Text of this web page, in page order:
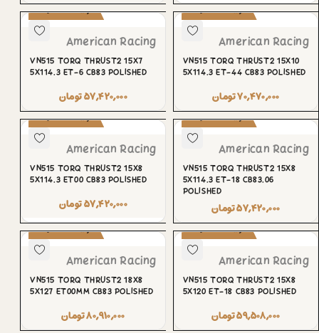
پیش‌سفارش
American Racing
VN515 TORQ THRUST2 15X10
5X114.3 ET-44 CB83 POLISHED
۷۰,۴۷۰,۰۰۰تومان
پیش‌سفارش
American Racing
VN515 TORQ THRUST2 15X7
5X114.3 ET-6 CB83 POLISHED
۵۷,۴۲۰,۰۰۰تومان
پیش‌سفارش
American Racing
VN515 TORQ THRUST2 15X8
5X114.3 ET-18 CB83.06
POLISHED
۵۷,۴۲۰,۰۰۰تومان
پیش‌سفارش
American Racing
VN515 TORQ THRUST2 15X8
5X114.3 ET00 CB83 POLISHED
۵۷,۴۲۰,۰۰۰تومان
پیش‌سفارش
American Racing
VN515 TORQ THRUST2 15X8
5X120 ET-18 CB83 POLISHED
۵۹,۵۰۸,۰۰۰تومان
پیش‌سفارش
American Racing
VN515 TORQ THRUST2 18X8
5X127 ET00MM CB83 POLISHED
۸۰,۹۱۰,۰۰۰تومان